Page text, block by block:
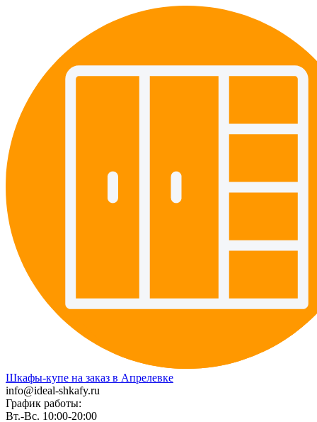
Шкафы-купе на заказ в Апрелевке
info@ideal-shkafy.ru
График работы:
Вт.-Вс. 10:00-20:00